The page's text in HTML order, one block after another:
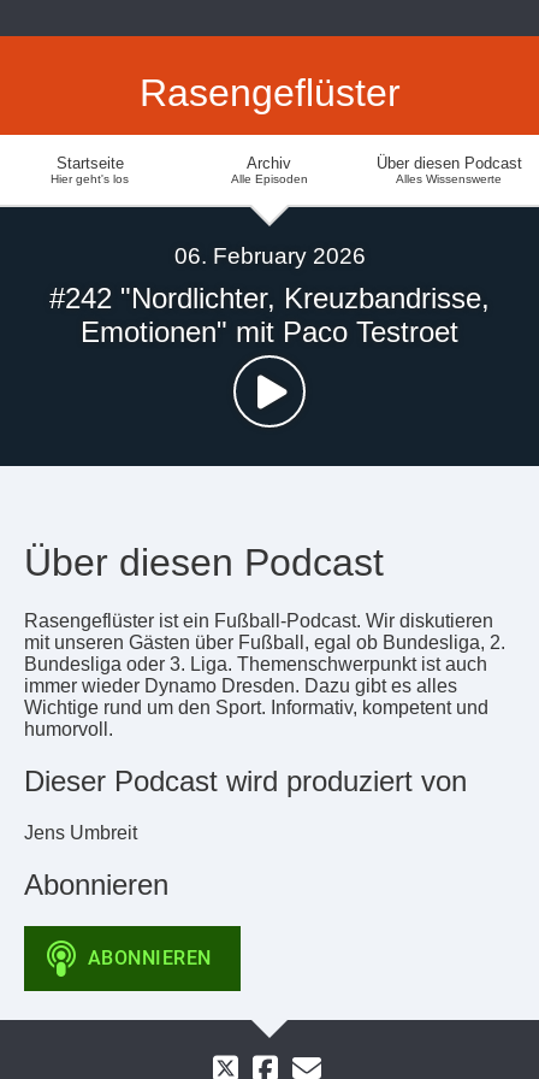
Rasengeflüster
Startseite
Hier geht's los
Archiv
Alle Episoden
Über diesen Podcast
Alles Wissenswerte
06. February 2026
#242 "Nordlichter, Kreuzbandrisse,
Emotionen" mit Paco Testroet
Über diesen Podcast
Rasengeflüster ist ein Fußball-Podcast. Wir diskutieren
mit unseren Gästen über Fußball, egal ob Bundesliga, 2.
Bundesliga oder 3. Liga. Themenschwerpunkt ist auch
immer wieder Dynamo Dresden. Dazu gibt es alles
Wichtige rund um den Sport. Informativ, kompetent und
humorvoll.
Dieser Podcast wird produziert von
Jens Umbreit
Abonnieren